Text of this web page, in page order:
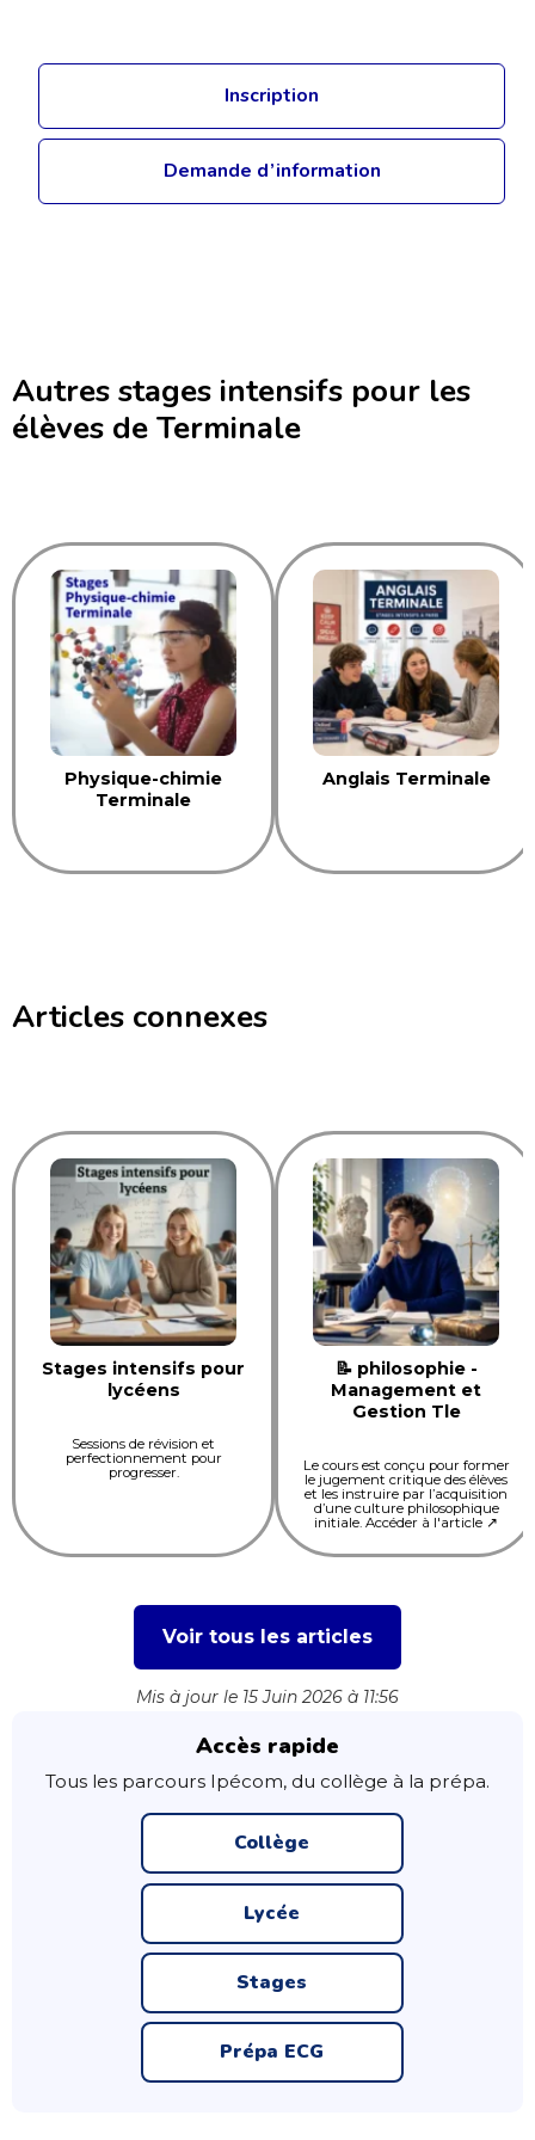
Inscription
Demande d’information
Autres stages intensifs pour les
élèves de Terminale
Physique-chimie
Terminale
Anglais Terminale
Articles connexes
Stages intensifs pour
lycéens
Sessions de révision et
perfectionnement pour
progresser.
📝 philosophie -
Management et
Gestion Tle
Le cours est conçu pour former
le jugement critique des élèves
et les instruire par l’acquisition
d’une culture philosophique
initiale. Accéder à l'article ↗
Voir tous les articles
Mis à jour le 15 Juin 2026 à 11:56
Accès rapide
Tous les parcours Ipécom, du collège à la prépa.
Collège
Lycée
Stages
Prépa ECG